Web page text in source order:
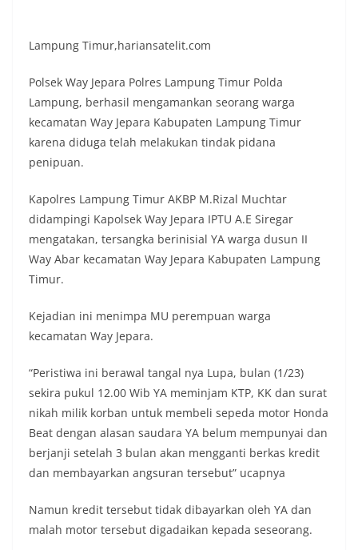
Lampung Timur,hariansatelit.com
Polsek Way Jepara Polres Lampung Timur Polda
Lampung, berhasil mengamankan seorang warga
kecamatan Way Jepara Kabupaten Lampung Timur
karena diduga telah melakukan tindak pidana
penipuan.
Kapolres Lampung Timur AKBP M.Rizal Muchtar
didampingi Kapolsek Way Jepara IPTU A.E Siregar
mengatakan, tersangka berinisial YA warga dusun II
Way Abar kecamatan Way Jepara Kabupaten Lampung
Timur.
Kejadian ini menimpa MU perempuan warga
kecamatan Way Jepara.
“Peristiwa ini berawal tangal nya Lupa, bulan (1/23)
sekira pukul 12.00 Wib YA meminjam KTP, KK dan surat
nikah milik korban untuk membeli sepeda motor Honda
Beat dengan alasan saudara YA belum mempunyai dan
berjanji setelah 3 bulan akan mengganti berkas kredit
dan membayarkan angsuran tersebut” ucapnya
Namun kredit tersebut tidak dibayarkan oleh YA dan
malah motor tersebut digadaikan kepada seseorang.